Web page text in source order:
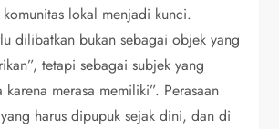
lokal menjadi kunci.
dilibatkan bukan sebagai objek yang
tetapi sebagai subjek yang
merasa memiliki”. Perasaan
harus dipupuk sejak dini, dan di